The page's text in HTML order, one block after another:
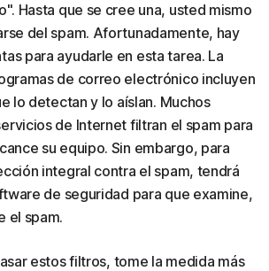
Hasta que se cree una, usted mismo
del spam. Afortunadamente, hay
para ayudarle en esta tarea. La
de correo electrónico incluyen
lo detectan y lo aíslan. Muchos
de Internet filtran el spam para
su equipo. Sin embargo, para
integral contra el spam, tendrá
de seguridad para que examine,
el spam.
estos filtros, tome la medida más